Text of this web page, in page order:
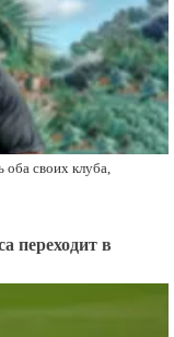
оба своих клуба,
переходит в